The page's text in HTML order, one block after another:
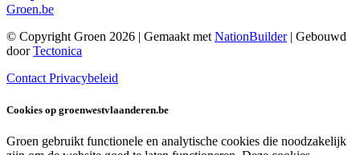
Groen.be
© Copyright Groen 2026 | Gemaakt metNationBuilder| Gebouwd
doorTectonica
ContactPrivacybeleid
Cookies op groenwestvlaanderen.be
Groen gebruikt functionele en analytische cookies die noodzakelijk